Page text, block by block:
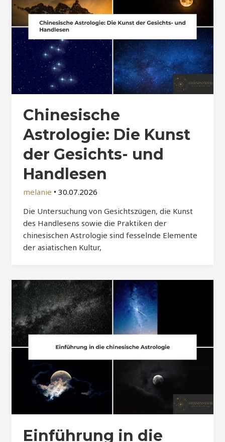
Chinesische
Astrologie: Die Kunst
der Gesichts- und
Handlesen
melanie • 30.07.2026
Die Untersuchung von Gesichtszügen, die Kunst
des Handlesens sowie die Praktiken der
chinesischen Astrologie sind fesselnde Elemente
der asiatischen Kultur,
Einführung in die